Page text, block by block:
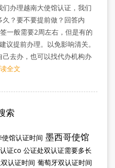
办理越南大使馆认证，我们
？要不要提前做？回答内
一般需要2周左右，但是有的
议提前办理。以免影响清关。
去办，也可以找代办机构办
全文
索
馆认证时间 墨西哥使馆
证co 公证处双认证需要多长
认证时间 葡萄牙双认证时间